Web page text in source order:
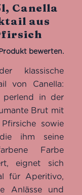
Canella
aus
klassische
von Canella:
perlend in der
Brut mit
sowie
ihm seine
Farbe
eignet sich
für Aperitivo,
Anlässe und